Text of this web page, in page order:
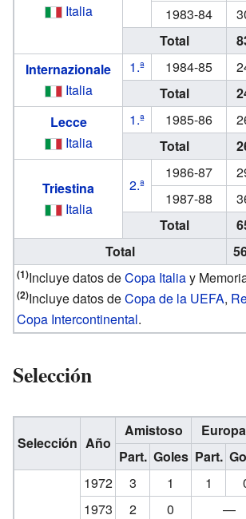
Italia
1983-84
Total
Internazionale
Italia
1.ª 1984-85
Total
Lecce
Italia
1.ª 1985-86
Total
Triestina
Italia
2.ª
1986-87
1987-88
Total
Total
(1)Incluye datos deCopa Italiay
(2)Incluye datos deCopa de la UEFA,
Copa Intercontinental.
Selección
Selección Año
Amistoso Europa
Part. Goles Part.
1972 3 1 1
1973
2 0 —